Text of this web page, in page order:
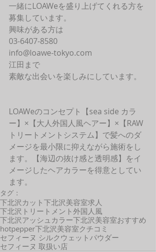
一緒にLOAWeを盛り上げてくれる方を
募集しています。
興味がある方は
03-6407-8580
info@loawe-tokyo.com
江田まで
素敵な出会いを楽しみにしています。
LOAWeのコンセプト【sea side カラ
ー】×【大人外国人風ヘアー】×【RAW
トリートメントシステム】で髪へのダ
メージを最小限に抑えながら施術をし
ます。【海辺の抜け感と透明感】をイ
メージしたヘアカラーを得意としてい
ます。
タグ：
下北沢カット 下北沢美容室求人
下北沢トリートメント 外国人風
下北沢アッシュカラー下北沢美容室おすすめ
hotpepper下北沢美容室クチコミ
セフィーヌ シルクウェットパウダー
セフィーヌ 取扱い店